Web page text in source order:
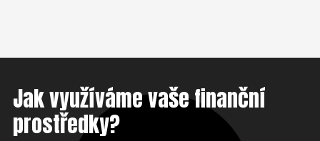
Jak využíváme vaše finanční
prostředky?